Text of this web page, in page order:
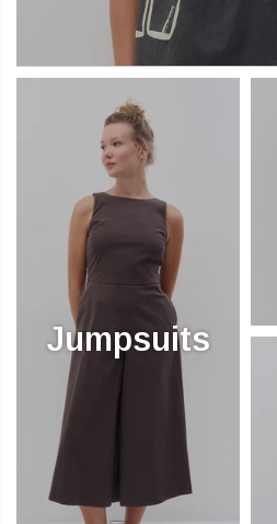
Jumpsuits